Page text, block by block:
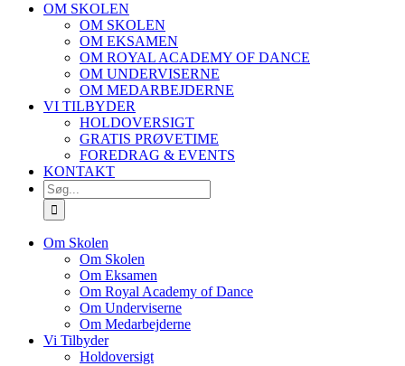
OM SKOLEN
OM SKOLEN
OM EKSAMEN
OM ROYAL ACADEMY OF DANCE
OM UNDERVISERNE
OM MEDARBEJDERNE
VI TILBYDER
HOLDOVERSIGT
GRATIS PRØVETIME
FOREDRAG & EVENTS
KONTAKT
SØG
EFTER:
Om Skolen
Om Skolen
Om Eksamen
Om Royal Academy of Dance
Om Underviserne
Om Medarbejderne
Vi Tilbyder
Holdoversigt